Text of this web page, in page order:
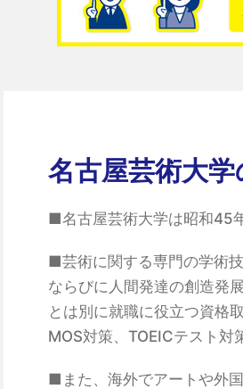
名古屋芸術大
■名古屋芸術大学は昭和45
■芸術に関する専門の学術
ならびに人間発達の創造発
とは別に就職に役立つ資格
MOS対策、TOEICテスト対
■また、海外でアートや外